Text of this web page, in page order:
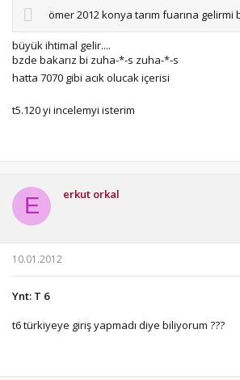
ömer 2012 konya tarım fuarına
büyük ihtimal gelir....
bzde bakarız bi zuha-*-s zuha-*-s
hatta 7070 gibi acık olucak içerisi
t5.120 yi incelemyi isterim
E erkut orkal
10.01.2012
Ynt: T 6
t6 türkiyeye giriş yapmadı diye biliyorum ???